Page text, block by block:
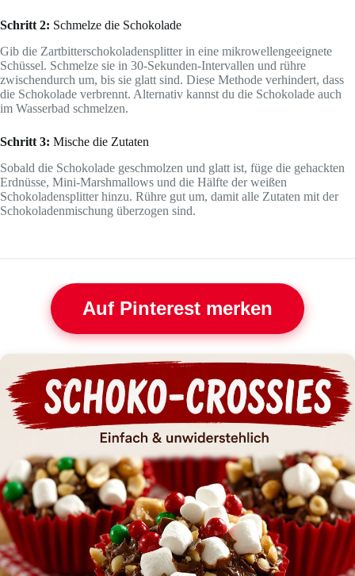
Schritt 2: Schmelze die Schokolade
Gib die Zartbitterschokoladensplitter in eine mikrowellengeeignete
Schüssel. Schmelze sie in 30-Sekunden-Intervallen und rühre
zwischendurch um, bis sie glatt sind. Diese Methode verhindert, dass
die Schokolade verbrennt. Alternativ kannst du die Schokolade auch
im Wasserbad schmelzen.
Schritt 3: Mische die Zutaten
Sobald die Schokolade geschmolzen und glatt ist, füge die gehackten
Erdnüsse, Mini-Marshmallows und die Hälfte der weißen
Schokoladensplitter hinzu. Rühre gut um, damit alle Zutaten mit der
Schokoladenmischung überzogen sind.
Auf Pinterest merken